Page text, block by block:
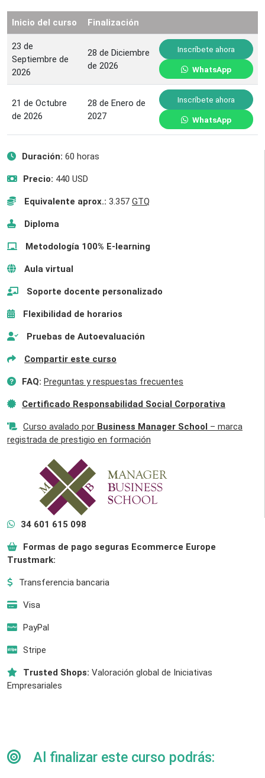
Inicio del curso Finalización
23 de
Septiembre de
2026
28 de Diciembre
de 2026
Inscríbete ahora
WhatsApp
21 de Octubre
de 2026
28 de Enero de
2027
Inscríbete ahora
WhatsApp
Duración: 60 horas
Precio: 440 USD
Equivalente aprox.: 3.357 GTQ
Diploma
Metodología 100% E-learning
Aula virtual
Soporte docente personalizado
Flexibilidad de horarios
Pruebas de Autoevaluación
Compartir este curso
FAQ: Preguntas y respuestas frecuentes
Certificado Responsabilidad Social Corporativa
Curso avalado por Business Manager School – marca
registrada de prestigio en formación
34 601 615 098
Formas de pago seguras Ecommerce Europe
Trustmark:
Transferencia bancaria
Visa
PayPal
Stripe
Trusted Shops: Valoración global de Iniciativas
Empresariales
Al finalizar este curso podrás: